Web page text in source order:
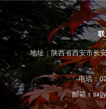
地址：陕西省西安市长
电话：
邮箱：